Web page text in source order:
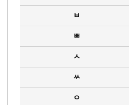
ㅂ
ㅃ
ㅅ
ㅆ
ㅇ